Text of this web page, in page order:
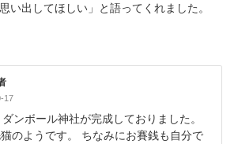
い出してほしい」と語ってくれました。
17
ンボール神社が完成しておりました。
のようです。 ちなみにお賽銭も自分で